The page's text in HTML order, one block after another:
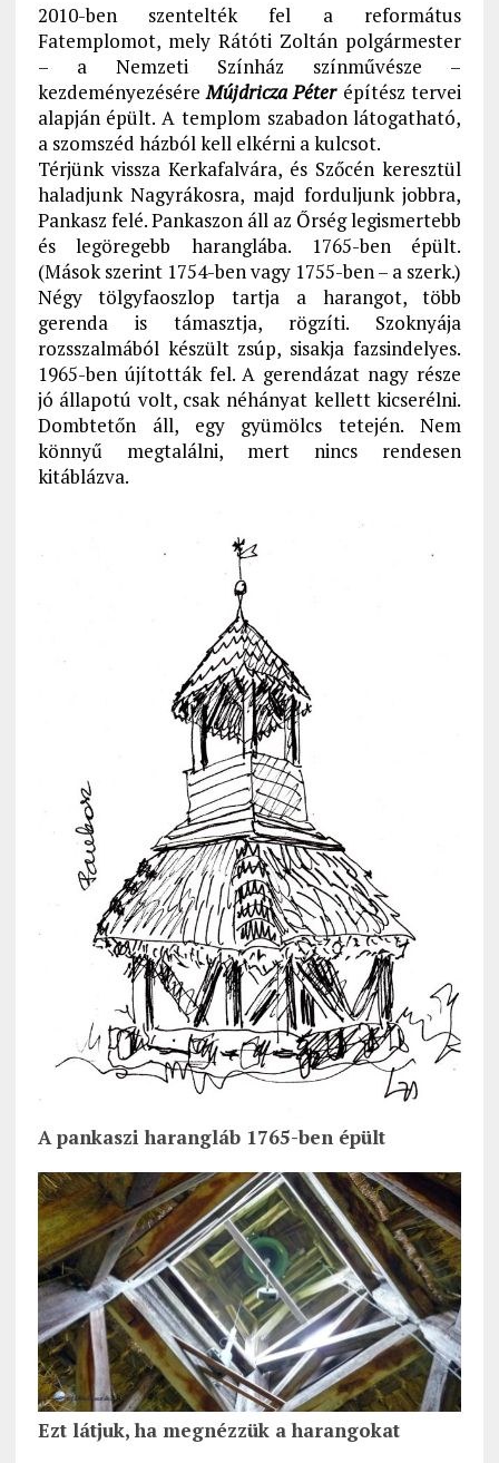
2010-ben szentelték fel a református
Fatemplomot, mely Rátóti Zoltán polgármester
– a Nemzeti Színház színművésze –
kezdeményezéséreMújdricza Péter építész tervei
alapján épült. A templom szabadon látogatható,
a szomszéd házból kell elkérni a kulcsot.
Térjünk vissza Kerkafalvára, és Szőcén keresztül
haladjunk Nagyrákosra, majd forduljunk jobbra,
Pankasz felé. Pankaszon áll az Őrség legismertebb
és legöregebb haranglába. 1765-ben épült.
(Mások szerint 1754-ben vagy 1755-ben – a szerk.)
Négy tölgyfaoszlop tartja a harangot, több
gerenda is támasztja, rögzíti. Szoknyája
rozsszalmából készült zsúp, sisakja fazsindelyes.
1965-ben újították fel. A gerendázat nagy része
jó állapotú volt, csak néhányat kellett kicserélni.
Dombtetőn áll, egy gyümölcs tetején. Nem
könnyű megtalálni, mert nincs rendesen
kitáblázva.
A pankaszi harangláb 1765-ben épült
Ezt látjuk, ha megnézzük a harangokat